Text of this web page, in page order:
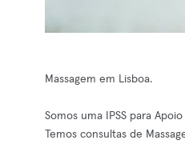
Massagem em Lisboa.
Somos uma IPSS para
Temos consultas de